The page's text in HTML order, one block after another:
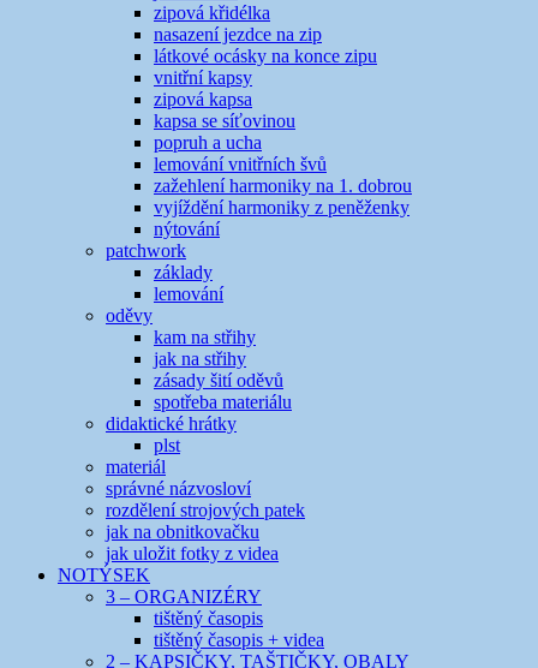
zipová křidélka
nasazení jezdce na zip
látkové ocásky na konce zipu
vnitřní kapsy
zipová kapsa
kapsa se síťovinou
popruh a ucha
lemování vnitřních švů
zažehlení harmoniky na 1. dobrou
vyjíždění harmoniky z peněženky
nýtování
patchwork
základy
lemování
oděvy
kam na střihy
jak na střihy
zásady šití oděvů
spotřeba materiálu
didaktické hrátky
plst
materiál
správné názvosloví
rozdělení strojových patek
jak na obnitkovačku
jak uložit fotky z videa
NOTÝSEK
3 – ORGANIZÉRY
tištěný časopis
tištěný časopis + videa
2 – KAPSIČKY, TAŠTIČKY, OBALY